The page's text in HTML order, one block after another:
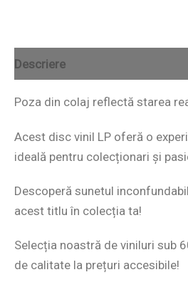
Descriere
Poza din colaj reflectă starea
Acest disc vinil LP oferă o
ideală pentru colecționari și
Descoperă sunetul
acest titlu în colecția ta!
Selecția noastră de viniluri sub
de calitate la prețuri accesibile!